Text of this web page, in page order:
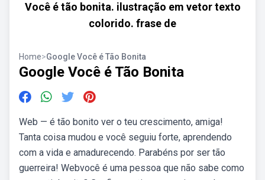
Você é tão bonita. ilustração em vetor texto
colorido. frase de
Home>Google Você é Tão Bonita
Google Você é Tão Bonita
Web — é tão bonito ver o teu crescimento, amiga!
Tanta coisa mudou e você seguiu forte, aprendendo
com a vida e amadurecendo. Parabéns por ser tão
guerreira! Webvocê é uma pessoa que não sabe como